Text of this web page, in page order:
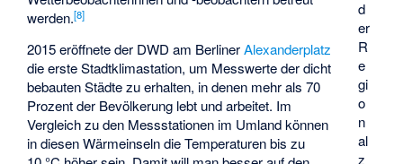
d
er
R
e
gi
o
n
al
z
werden.[8]
2015 eröffnete der DWD am BerlinerAlexanderplatz
die erste Stadtklimastation, um Messwerte der dicht
bebauten Städte zu erhalten, in denen mehr als 70
Prozent der Bevölkerung lebt und arbeitet. Im
Vergleich zu den Messstationen im Umland können
in diesen Wärmeinseln die Temperaturen bis zu